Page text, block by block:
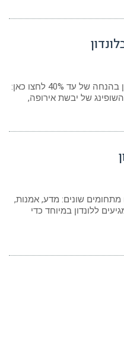
לרכישת כרטיסים לאטרקציות בלונדון בהנחה של עד 40% לחצו כאן:
של יבשת אירופה,
מתחומים שונים: מדע, אמנות,
ללונדון במיוחד כדי